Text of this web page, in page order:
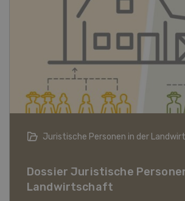
Bio-Artikel